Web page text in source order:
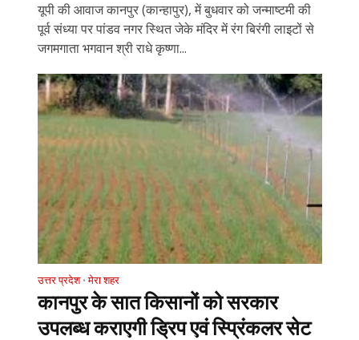
यूपी की आवाज कानपुर (कान्हापुर), में बुधवार को जन्माष्टमी की
पूर्व संध्या पर पांडव नगर स्थित जेके मंदिर में रंग बिरंगी लाइटों से
जगमगाता भगवान श्री राधे कृष्णा...
उत्तर प्रदेश • मेरा शहर
कानपुर के सात किसानों को सरकार
उपलब्ध कराएगी ड्रिप एवं स्प्रिंकलर सेट